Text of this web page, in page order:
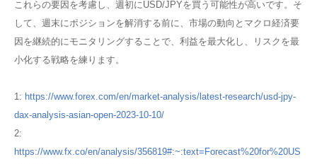
これらの要因を考慮し、週初にUSD/JPYを買う可能性が高いです。そ
して、週末にポジションを解消する前に、市場の動向とマクロ経済要
因を継続的にモニタリングすることで、利益を最大化し、リスクを最
小化する戦略を練ります。
1: https://www.forex.com/en/market-analysis/latest-research/usd-jpy-
dax-analysis-asian-open-2023-10-10/
2:
https://www.fx.co/en/analysis/356819#:~:text=Forecast%20for%20US